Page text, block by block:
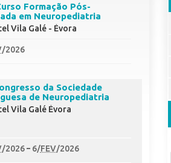
Formação Pós-
em Neuropediatria
Vila Galé - Évora
/2026
da Sociedade
de Neuropediatria
Vila Galé Évora
/2026 6/FEV/2026